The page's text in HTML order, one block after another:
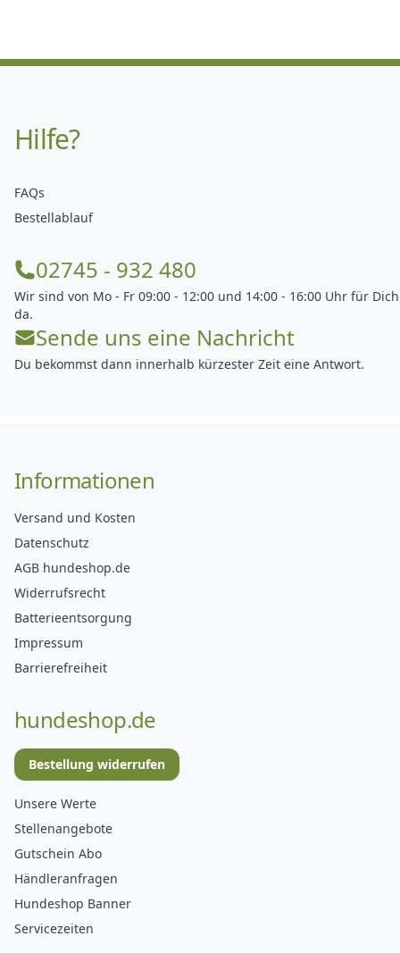
Hilfe?
FAQs
Bestellablauf
02745 - 932 480
Wir sind von Mo - Fr 09:00 - 12:00 und 14:00 - 16:00 Uhr für Dich
da.
Sende uns eine Nachricht
Du bekommst dann innerhalb kürzester Zeit eine Antwort.
Informationen
Versand und Kosten
Datenschutz
AGB hundeshop.de
Widerrufsrecht
Batterieentsorgung
Impressum
Barrierefreiheit
hundeshop.de
Bestellung widerrufen
Unsere Werte
Stellenangebote
Gutschein Abo
Händleranfragen
Hundeshop Banner
Servicezeiten